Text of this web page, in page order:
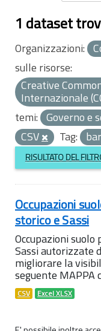
1 dataset
Organizzazioni:
sulle risorse:
Creative
Internazionale
temi: Governo e
CSV
Tag: bar
RISULTATO DEL
Occupazioni
storico e Sassi
Occupazioni
Sassi autorizzate
migliorare la
seguente MAPPA
CSV Excel XLSX